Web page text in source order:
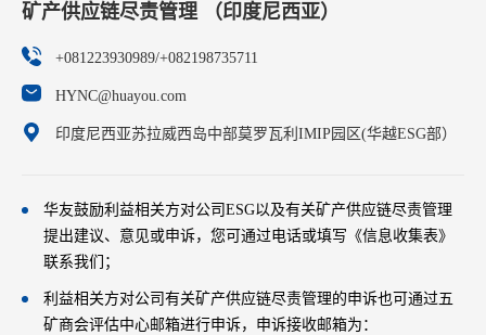
矿产供应链尽责管理 （印度尼西亚）
+081223930989/+082198735711
HYNC@huayou.com
印度尼西亚苏拉威西岛中部莫罗瓦利IMIP园区(华越ESG部）
华友鼓励利益相关方对公司ESG以及有关矿产供应链尽责管理
提出建议、意见或申诉，您可通过电话或填写《信息收集表》
联系我们；
利益相关方对公司有关矿产供应链尽责管理的申诉也可通过五
矿商会评估中心邮箱进行申诉，申诉接收邮箱为：